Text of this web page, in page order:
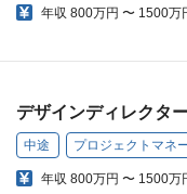
年収 800万円 〜 1500万
デザインディレクタ
中途 プロジェクトマネ
年収 800万円 〜 1500万